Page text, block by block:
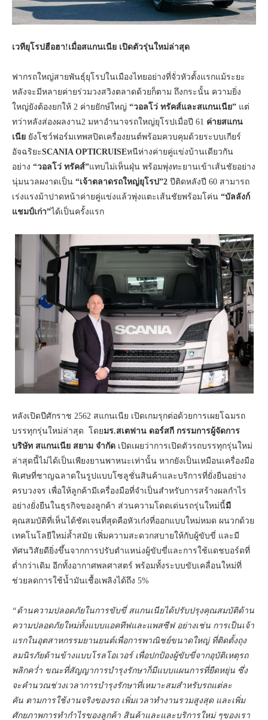
เวทียุโรปฮือฮา!เมื่อสแกนเนีย เปิดตัวรุ่นใหม่ล่าสุด
ฟากรถใหญ่สายพันธุ์ยุโรปในเมืองไทยอย่างที่จั่วหัวตั้งแรกแม้ระยะ
หลังจะมีหลายค่ายร่วมวงสวิงตลาดด้วยก็ตาม ถึงกระนั้น ความยิ่ง
ใหญ่ยังต้องยกให้ 2 ค่ายยักษ์ใหญ่ “วอลโว่ ทรัคส์และสแกนเนีย” แต่
ทว่าหลังส่องผลงาน2 มหาอำนาจรถใหญ่ยุโรปเมื่อปี 61 ค่ายสแกน
เนีย ยังโชว์ฟอร์มเทพสปิดเครื่องยนต์พร้อมควบคุมด้วยระบบเกียร์
อัจฉริยะSCANIA OPTICRUISEหนีห่างค่ายคู่แข่งบ้านเดียวกัน
อย่าง “วอลโว่ ทรัคส์”แทบไม่เห็นฝุ่น พร้อมพุ่งทะยานเข้าเส้นชัยอย่าง
นุ่มนวลผงาดเป็น “เจ้าตลาดรถใหญ่ยุโรป”2 ปีติดหลังปี 60 สามารถ
เร่งแรงม้าปาดหน้าค่ายคู่แข่งแล้วพุ่งแตะเส้นชัยพร้อมโค่น “บัลลังก์
แชมป์เก่า”ได้เป็นครั้งแรก
หลังเปิดปีศักราช 2562 สแกนเนีย เปิดเกมรุกต่อด้วยการเผยโฉมรถ
บรรทุกรุ่นใหม่ล่าสุด โดยมร.สเตฟาน ดอร์สกี กรรมการผู้จัดการ
บริษัท สแกนเนีย สยาม จำกัด เปิดเผยว่าการเปิดตัวรถบรรทุกรุ่นใหม่
ล่าสุดนี้ไม่ได้เป็นเพียงยานพาหนะเท่านั้น หากยังเป็นเหมือนเครื่องมือ
พิเศษที่ชาญฉลาดในรูปแบบโซลูชั่นสินค้าและบริการที่ยั่งยืนอย่าง
ครบวงจร เพื่อให้ลูกค้ามีเครื่องมือที่จำเป็นสำหรับการสร้างผลกำไร
อย่างยั่งยืนในธุรกิจของลูกค้า ส่วนความโดดเด่นรถรุ่นใหม่นี้มี
คุณสมบัติที่เห็นได้ชัดเจนที่สุดคือหัวเก๋งที่ออกแบบใหม่หมด ผนวกด้วย
เทคโนโลยีใหม่ล้ำสมัย เพิ่มความสะดวกสบายให้กับผู้ขับขี่ และมี
ทัศนวิสัยดียิ่งขึ้นจากการปรับตำแหน่งผู้ขับขี่และการใช้แดชบอร์ดที่
ต่ำกว่าเดิม อีกทั้งอากาศพลศาสตร์ พร้อมทั้งระบบขับเคลื่อนใหม่ที่
ช่วยลดการใช้น้ำมันเชื้อเพลิงได้ถึง 5%
“ด้านความปลอดภัยในการขับขี่ สแกนเนียได้ปรับปรุงคุณสมบัติด้าน
ความปลอดภัยใหม่ทั้งแบบแอคทีฟและแพสซีฟ อย่างเช่น การเป็นเจ้า
แรกในอุตสาหกรรมยานยนต์เพื่อการพาณิชย์ขนาดใหญ่ ที่ติดตั้งถุง
ลมนิรภัยด้านข้างแบบโรลโอเวอร์ เพื่อปกป้องผู้ขับขี่จากอุบัติเหตุรถ
พลิกคว่ำ ขณะที่สัญญาการบำรุงรักษาก็มีแบบแผนการที่ยืดหยุ่น ซึ่ง
จะคำนวณช่วงเวลาการบำรุงรักษาที่เหมาะสมสำหรับรถแต่ละ
คัน ตามการใช้งานจริงของรถ เพิ่มเวลาทำงานรวมสูงสุด และเพิ่ม
ศักยภาพการทำกำไรของลูกค้า สินค้าและและบริการใหม่ ๆของเรา